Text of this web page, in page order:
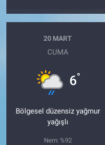
20 MART
CUMA
6°
Bölgesel düzensiz yağmur
yağışlı
Nem: %92